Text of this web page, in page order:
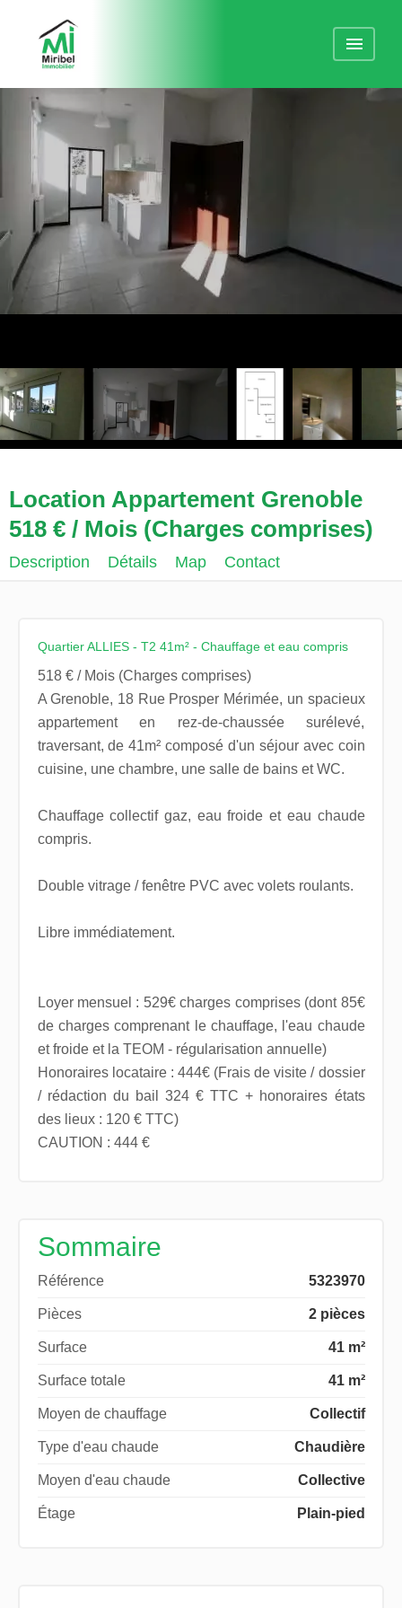
Location Appartement Grenoble
518 € / Mois (Charges comprises)
Description Détails Map Contact
Quartier ALLIES - T2 41m² - Chauffage et eau compris
518 € / Mois (Charges comprises)
A Grenoble, 18 Rue Prosper Mérimée, un spacieux
appartement en rez-de-chaussée surélevé,
traversant, de 41m² composé d'un séjour avec coin
cuisine, une chambre, une salle de bains et WC.
Chauffage collectif gaz, eau froide et eau chaude
compris.
Double vitrage / fenêtre PVC avec volets roulants.
Libre immédiatement.
Loyer mensuel : 529€ charges comprises (dont 85€
de charges comprenant le chauffage, l'eau chaude
et froide et la TEOM - régularisation annuelle)
Honoraires locataire : 444€ (Frais de visite / dossier
/ rédaction du bail 324 € TTC + honoraires états
des lieux : 120 € TTC)
CAUTION : 444 €
Sommaire
Référence 5323970
Pièces 2 pièces
Surface 41 m²
Surface totale 41 m²
Moyen de chauffage Collectif
Type d'eau chaude Chaudière
Moyen d'eau chaude Collective
Étage Plain-pied